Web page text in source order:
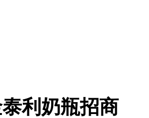
利奶瓶招商